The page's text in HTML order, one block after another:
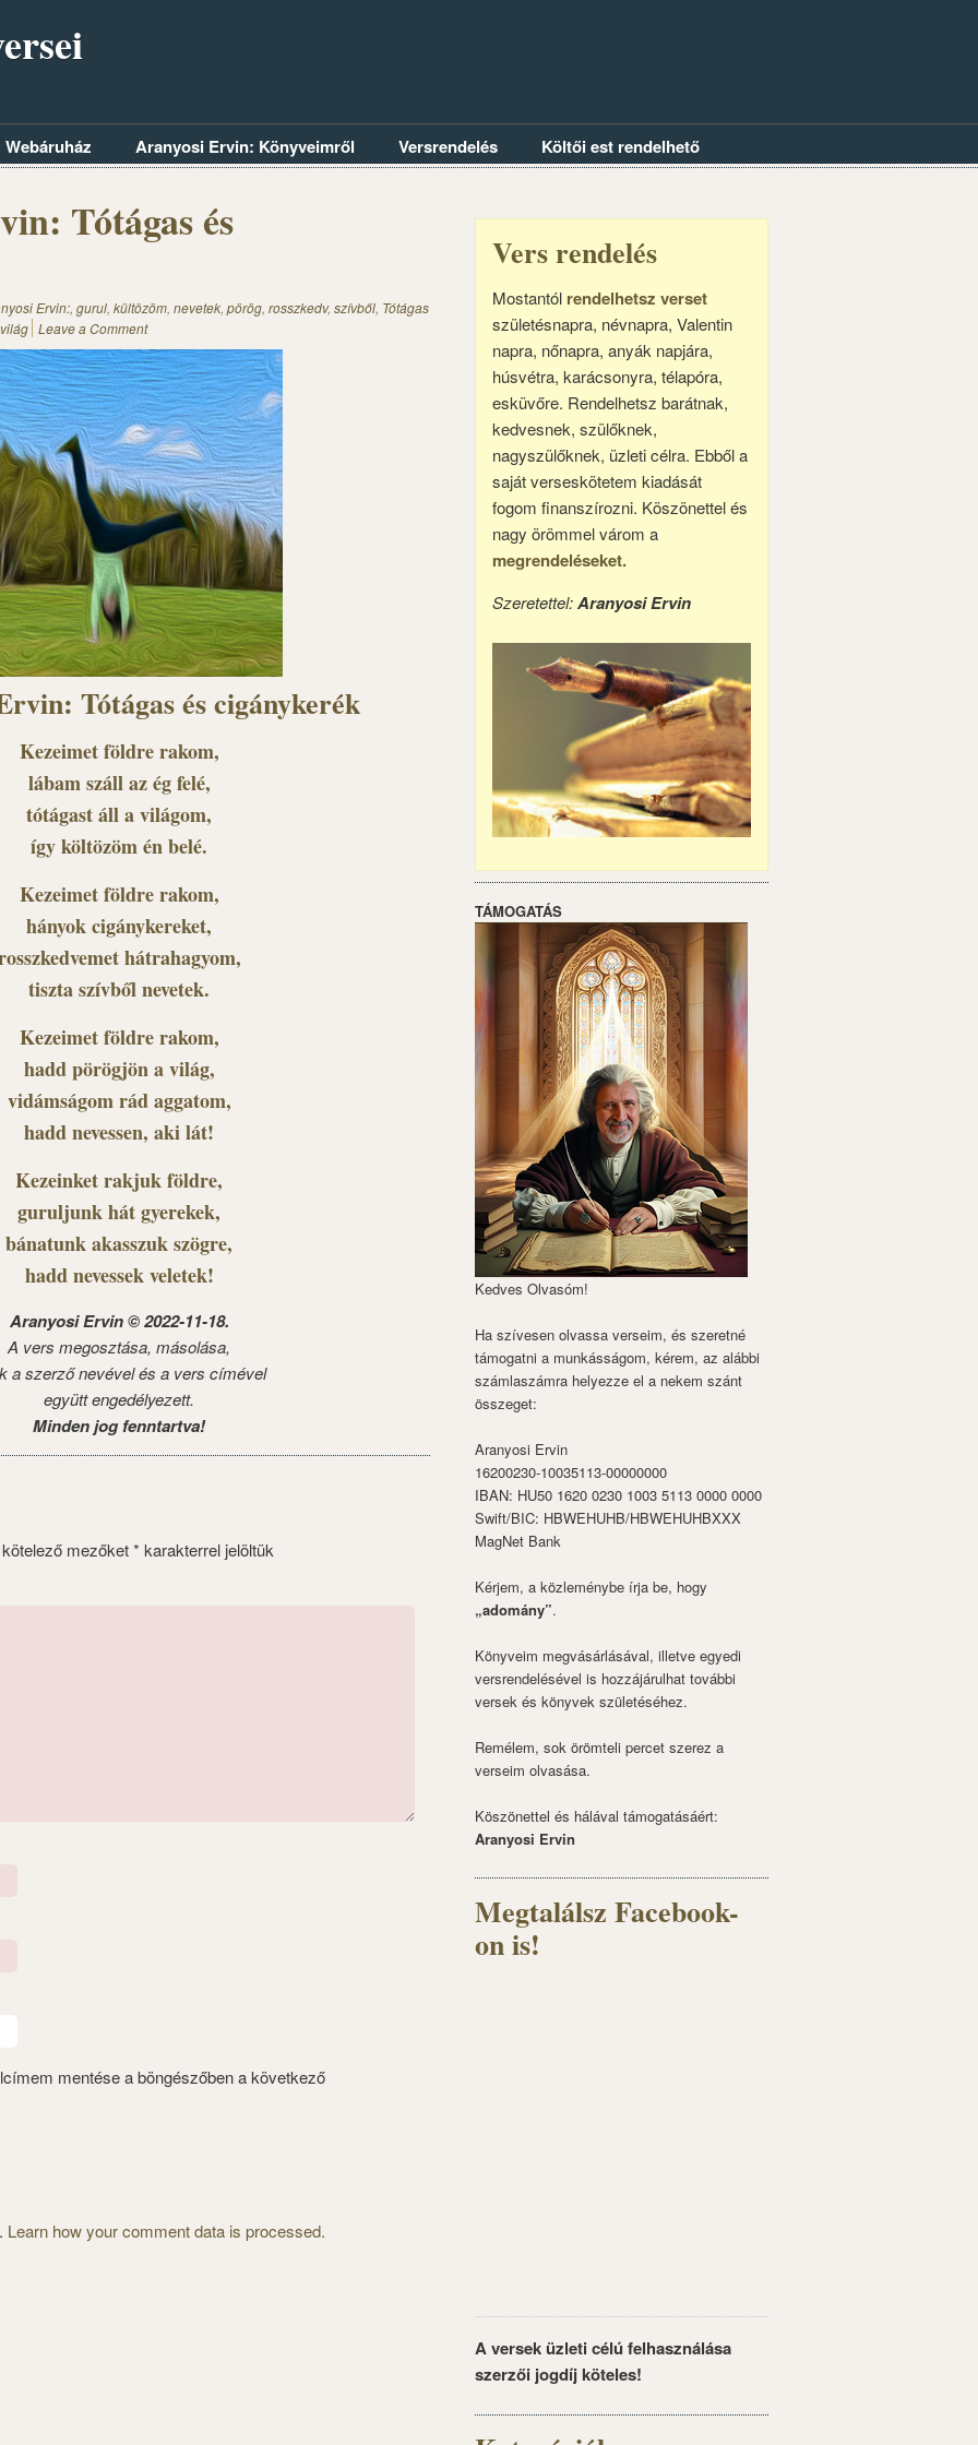
Webáruház Aranyosi Ervin: Könyveimről Versrendelés Költői est rendelhető
Tótágas és
Ervin:, gurul, kültözöm, nevetek, pörög, rosszkedv, szívből, Tótágas
világ Leave a Comment
Tótágas és cigánykerék
Kezeimet földre rakom,
lábam száll az ég felé,
tótágast áll a világom,
így költözöm én belé.
Kezeimet földre rakom,
hányok cigánykereket,
hátrahagyom,
tiszta szívből nevetek.
Kezeimet földre rakom,
hadd pörögjön a világ,
vidámságom rád aggatom,
hadd nevessen, aki lát!
Kezeinket rakjuk földre,
guruljunk hát gyerekek,
bánatunk akasszuk szögre,
hadd nevessek veletek!
Aranyosi Ervin © 2022-11-18.
A vers megosztása, másolása,
a szerző nevével és a vers címével
együtt engedélyezett.
Minden jog fenntartva!
mezőket* karakterrel jelöltük
mentése a böngészőben a következő
Learn how your comment data is processed.
Vers rendelés
Mostantól rendelhetsz verset
születésnapra, névnapra, Valentin
napra, nőnapra, anyák napjára,
húsvétra, karácsonyra, télapóra,
esküvőre. Rendelhetsz barátnak,
kedvesnek, szülőknek,
nagyszülőknek, üzleti célra. Ebből a
saját verseskötetem kiadását
fogom finanszírozni. Köszönettel és
nagy örömmel várom a
megrendeléseket.
Szeretettel:Aranyosi Ervin
TÁMOGATÁS
Kedves Olvasóm!
Ha szívesen olvassa verseim, és szeretné
támogatni a munkásságom, kérem, az alábbi
számlaszámra helyezze el a nekem szánt
összeget:
Aranyosi Ervin
16200230-10035113-00000000
IBAN: HU50 1620 0230 1003 5113 0000 0000
Swift/BIC: HBWEHUHB/HBWEHUHBXXX
MagNet Bank
Kérjem, a közleménybe írja be, hogy
„adomány”.
Könyveim megvásárlásával, illetve egyedi
versrendelésével is hozzájárulhat további
versek és könyvek születéséhez.
Remélem, sok örömteli percet szerez a
verseim olvasása.
Köszönettel és hálával támogatásáért:
Aranyosi Ervin
Megtalálsz Facebook-
on is!
A versek üzleti célú felhasználása
szerzői jogdíj köteles!